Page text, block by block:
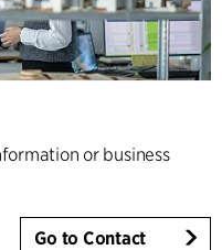
or business
Go to Contact